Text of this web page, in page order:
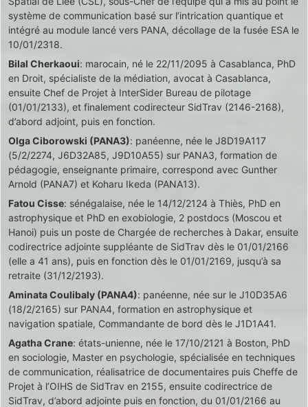
système de communication basé sur l’intrication quantique et
intégré au module lancé vers PANA, décollage de la fusée ESA le
10/01/2318.
Bilal Cherkaoui: marocain, né le 22/11/2095 à Casablanca, PhD
en Droit, spécialiste de la médiation, avocat à Casablanca,
ensuite Chef de Projet à InterSider Bureau de pilotage
(01/01/2133), et finalement codirecteur SidTrav (2146-2168),
d’abord adjoint, puis en fonction.
Olga Ciborowski (PANA3): panéenne, née le J8D19A117
(5/2/2274, J6D32A85, J9D10A55) sur PANA3, formation de
pédagogie, enseignante primaire, correspond avec Gunther
Arnold (PANA7) et Koharu Ikeda (PANA13).
Fatou Cisse: sénégalaise, née le 14/12/2124 à Thiès, PhD en
astrophysique et PhD en exobiologie, 2 postdocs (Moscou et
Hanoi) puis un poste de Chargée de recherches à Dakar, ensuite
codirectrice adjointe suppléante de SidTrav dès le 01/01/2166
(elle a 41 ans), puis en fonction dès le 01/01/2169, jusqu’à sa
retraite (31/12/2193).
Aminata Coulibaly (PANA4): panéenne, née sur le J10D35A6
(18/2/2165) sur PANA4, formation en astrophysique et
navigation spatiale, Commandante de bord dès le J1D1A41.
Agatha Crane: états-unienne, née le 17/10/2121 à Boston, PhD
en sociologie, Master en psychologie, spécialisée en techniques
de communication, réalisatrice de documentaires puis Cheffe de
Projet à l’OIHS de SidTrav en 2155, ensuite codirectrice de
SidTrav, d’abord adjointe puis en fonction, du 01/01/2166 au